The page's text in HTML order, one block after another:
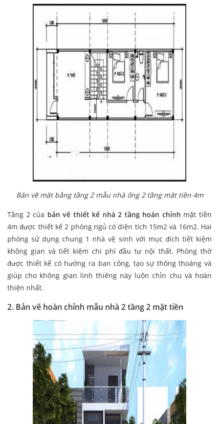
Bản vẽ mặt bằng tầng 2 mẫu nhà ống 2 tầng mặt tiền 4m
Tầng 2 của bản vẽ thiết kế nhà 2 tầng hoàn chỉnh mặt tiền
4m được thiết kế 2 phòng ngủ có diện tích 15m2 và 16m2. Hai
phòng sử dụng chung 1 nhà vệ sinh với mục đích tiết kiệm
không gian và tiết kiệm chi phí đầu tư nội thất. Phòng thờ
được thiết kế có hướng ra ban công, tạo sự thông thoáng và
giúp cho không gian linh thiêng này luôn chỉn chu và hoàn
thiện nhất.
2. Bản vẽ hoàn chỉnh mẫu nhà 2 tầng 2 mặt tiền